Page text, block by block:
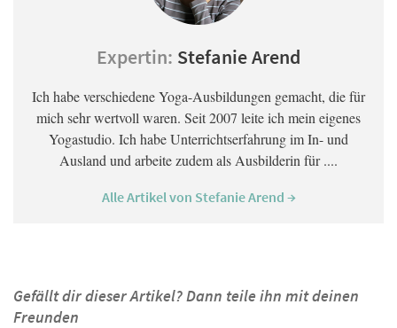
Expertin: Stefanie Arend
Ich habe verschiedene Yoga-Ausbildungen gemacht, die für
mich sehr wertvoll waren. Seit 2007 leite ich mein eigenes
Yogastudio. Ich habe Unterrichtserfahrung im In- und
Ausland und arbeite zudem als Ausbilderin für ....
Alle Artikel von Stefanie Arend →
Gefällt dir dieser Artikel? Dann teile ihn mit deinen
Freunden